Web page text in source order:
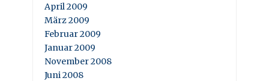
April 2009
März 2009
Februar 2009
Januar 2009
November 2008
Juni 2008